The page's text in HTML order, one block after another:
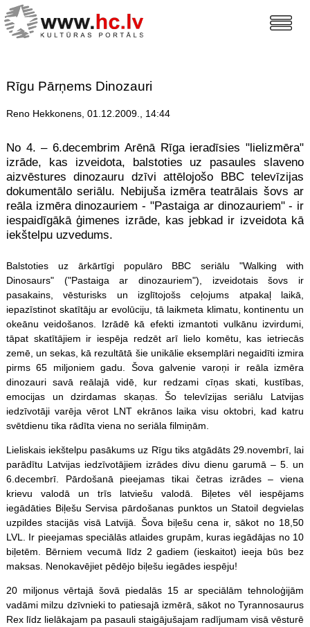
Rīgu Pārņems Dinozauri
Reno Hekkonens, 01.12.2009., 14:44
No 4. – 6.decembrim Arēnā Rīga ieradīsies "lielizmēra"
izrāde, kas izveidota, balstoties uz pasaules slaveno
aizvēstures dinozauru dzīvi attēlojošo BBC televīzijas
dokumentālo seriālu. Nebijuša izmēra teatrālais šovs ar
reāla izmēra dinozauriem - "Pastaiga ar dinozauriem" - ir
iespaidīgākā ģimenes izrāde, kas jebkad ir izveidota kā
iekštelpu uzvedums.
Balstoties uz ārkārtīgi populāro BBC seriālu "Walking with
Dinosaurs" ("Pastaiga ar dinozauriem"), izveidotais šovs ir
pasakains, vēsturisks un izglītojošs ceļojums atpakaļ laikā,
iepazīstinot skatītāju ar evolūciju, tā laikmeta klimatu, kontinentu un
okeānu veidošanos. Izrādē kā efekti izmantoti vulkānu izvirdumi,
tāpat skatītājiem ir iespēja redzēt arī lielo komētu, kas ietriecās
zemē, un sekas, kā rezultātā šie unikālie eksemplāri negaidīti izmira
pirms 65 miljoniem gadu. Šova galvenie varoņi ir reāla izmēra
dinozauri savā reālajā vidē, kur redzami cīņas skati, kustības,
emocijas un dzirdamas skaņas. Šo televīzijas seriālu Latvijas
iedzīvotāji varēja vērot LNT ekrānos laika visu oktobri, kad katru
svētdienu tika rādīta viena no seriāla filmiņām.
Lieliskais iekštelpu pasākums uz Rīgu tiks atgādāts 29.novembrī, lai
parādītu Latvijas iedzīvotājiem izrādes divu dienu garumā – 5. un
6.decembrī. Pārdošanā pieejamas tikai četras izrādes – viena
krievu valodā un trīs latviešu valodā. Biļetes vēl iespējams
iegādāties Biļešu Servisa pārdošanas punktos un Statoil degvielas
uzpildes stacijās visā Latvijā. Šova biļešu cena ir, sākot no 18,50
LVL. Ir pieejamas speciālās atlaides grupām, kuras iegādājas no 10
biļetēm. Bērniem vecumā līdz 2 gadiem (ieskaitot) ieeja būs bez
maksas. Nenokavējiet pēdējo biļešu iegādes iespēju!
20 miljonus vērtajā šovā piedalās 15 ar speciālām tehnoloģijām
vadāmi milzu dzīvnieki to patiesajā izmērā, sākot no Tyrannosaurus
Rex līdz lielākajam pa pasauli staigājušajam radījumam visā vēsturē